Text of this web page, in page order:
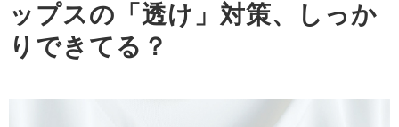
ップスの「透け」対策、しっか
りできてる？